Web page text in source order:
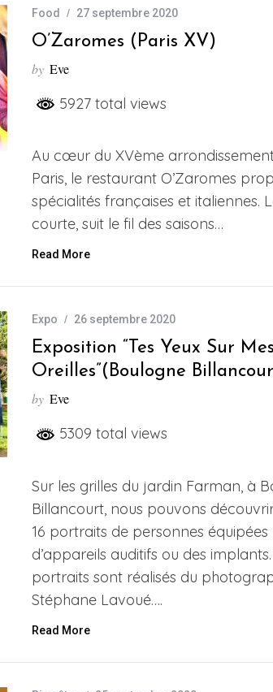
Food 27 septembre 2020
O’Zaromes (Paris XV)
by Eve
5927 total views
Au cœur du XVème
Paris, le restaurant O’Zaromes
spécialités françaises et italiennes.
courte, suit le fil des saisons…
Read More
Expo 26 septembre 2020
Exposition “Tes Yeux Sur Mes
Oreilles”(Boulogne
by Eve
5309 total views
Sur les grilles du jardin Farman, à
Billancourt, nous pouvons
16 portraits de personnes équipées
d’appareils auditifs ou des implants.
portraits sont réalisés du
Stéphane Lavoué….
Read More